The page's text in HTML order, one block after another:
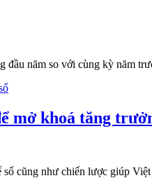
đầu năm so với cùng kỳ năm
mở khoá tăng
cũng như chiến lược giúp